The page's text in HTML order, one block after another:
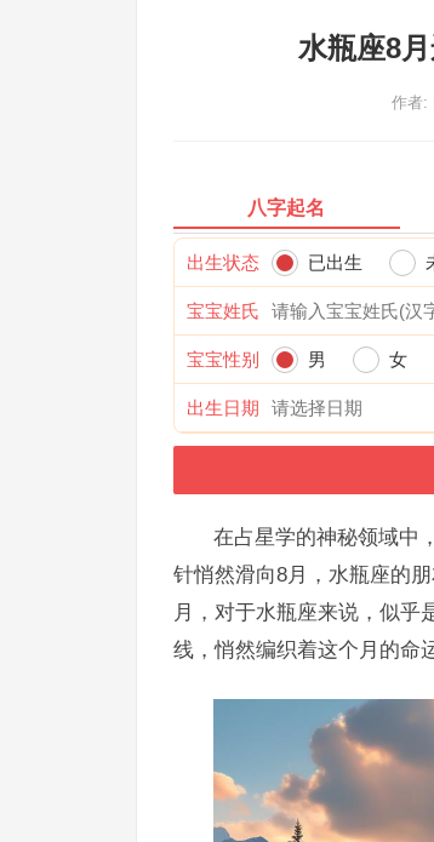
水瓶座8
作者:
八字起名
出生状态 已出生
宝宝姓氏
宝宝性别 男 女
出生日期
在占星学的神秘领域中
针悄然滑向8月，水瓶座的
月，对于水瓶座来说，似乎
线，悄然编织着这个月的命